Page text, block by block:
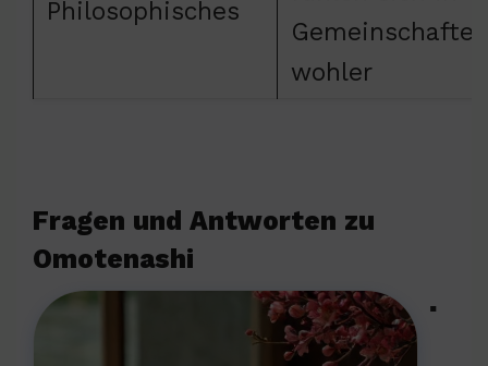
Philosophisches
Gemeinschaften
wohler
Fragen und Antworten zu
Omotenashi
▪